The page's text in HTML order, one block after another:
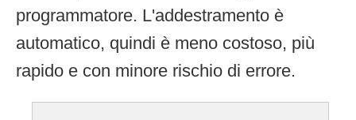
programmatore. L'addestramento è
automatico, quindi è meno costoso, più
rapido e con minore rischio di errore.